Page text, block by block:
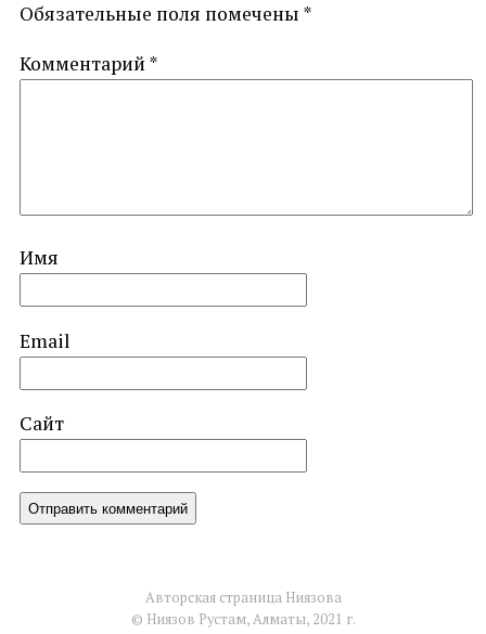
Обязательные поля помечены *
Комментарий *
Имя
Email
Сайт
Авторская страница Ниязова
© Ниязов Рустам, Алматы, 2021 г.